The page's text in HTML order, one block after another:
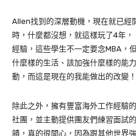
Allen找到的深層動機，現在就已經
時，什麼都沒想，就這樣玩了4年，
經驗，這些學生不一定要念MBA ，
什麼樣的生活、該加強什麼樣的能
動，而這是現在的我能做出的改變！
除此之外，擁有豐富海外工作經驗的
社團，並主動提供團友們練習面試
饋，真的很開心，因為跟其他世界